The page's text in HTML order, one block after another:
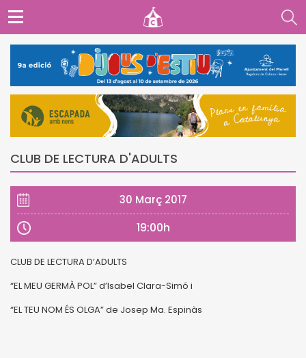
CLUB DE LECTURA D'ADULTS
30 Març 2017
19:00h
CLUB DE LECTURA D’ADULTS
“EL MEU GERMÀ POL” d’Isabel Clara-Simó i
“EL TEU NOM ÉS OLGA” de Josep Ma. Espinàs